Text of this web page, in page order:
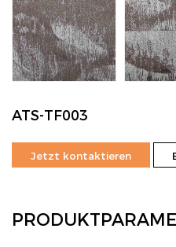
ATS-TF003
Jetzt kontaktieren